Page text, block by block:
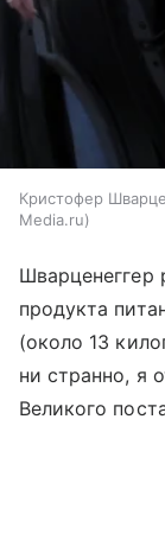
Кристофер
Media.ru
Шварценеггер
продукта
(около 13
ни странно, я
Великого